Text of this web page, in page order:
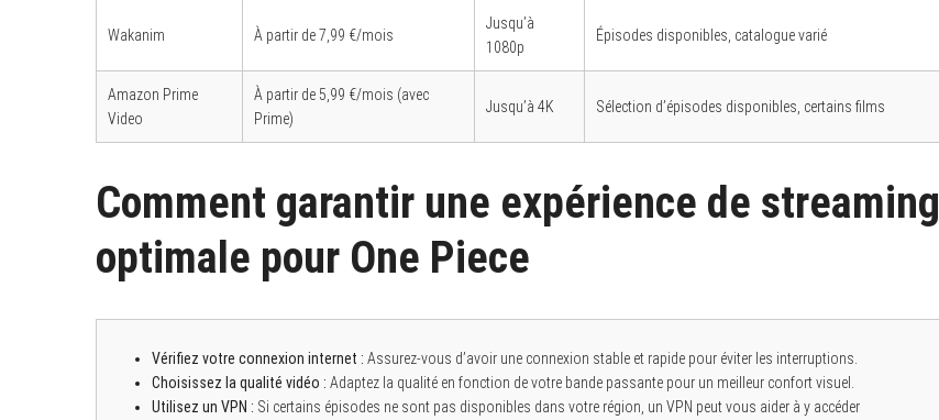
Wakanim À partir de 7,99 €/mois
Jusqu’à
1080p
Épisodes disponibles, catalogue varié
Amazon Prime
Video
À partir de 5,99 €/mois (avec
Prime)
Jusqu’à 4K Sélection d’épisodes disponibles, certains films
Comment garantir une expérience de streaming
optimale pour One Piece
Vérifiez votre connexion internet : Assurez-vous d’avoir une connexion stable et rapide pour éviter les interruptions.
Choisissez la qualité vidéo : Adaptez la qualité en fonction de votre bande passante pour un meilleur confort visuel.
Utilisez un VPN : Si certains épisodes ne sont pas disponibles dans votre région, un VPN peut vous aider à y accéder